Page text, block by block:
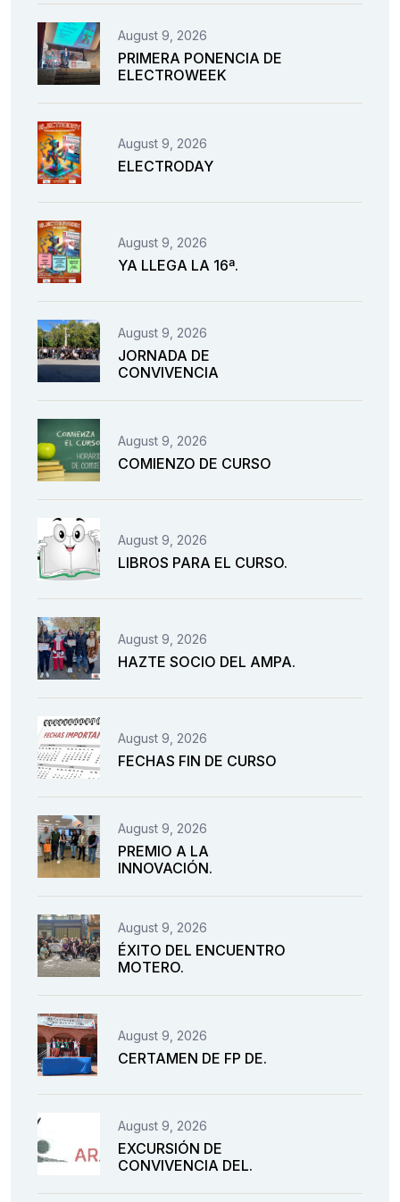
August 9, 2026
PRIMERA PONENCIA DE
ELECTROWEEK
August 9, 2026
ELECTRODAY
August 9, 2026
YA LLEGA LA 16ª.
August 9, 2026
JORNADA DE
CONVIVENCIA
August 9, 2026
COMIENZO DE CURSO
August 9, 2026
LIBROS PARA EL CURSO.
August 9, 2026
HAZTE SOCIO DEL AMPA.
August 9, 2026
FECHAS FIN DE CURSO
August 9, 2026
PREMIO A LA
INNOVACIÓN.
August 9, 2026
ÉXITO DEL ENCUENTRO
MOTERO.
August 9, 2026
CERTAMEN DE FP DE.
August 9, 2026
EXCURSIÓN DE
CONVIVENCIA DEL.